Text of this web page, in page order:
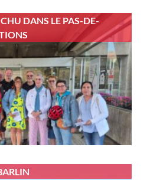
DANS LE PAS-DE-